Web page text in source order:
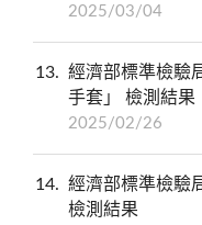
2025/03/04
13
經濟部標準檢驗
手套」 檢測結果
2025/02/26
14
經濟部標準檢驗
檢測結果